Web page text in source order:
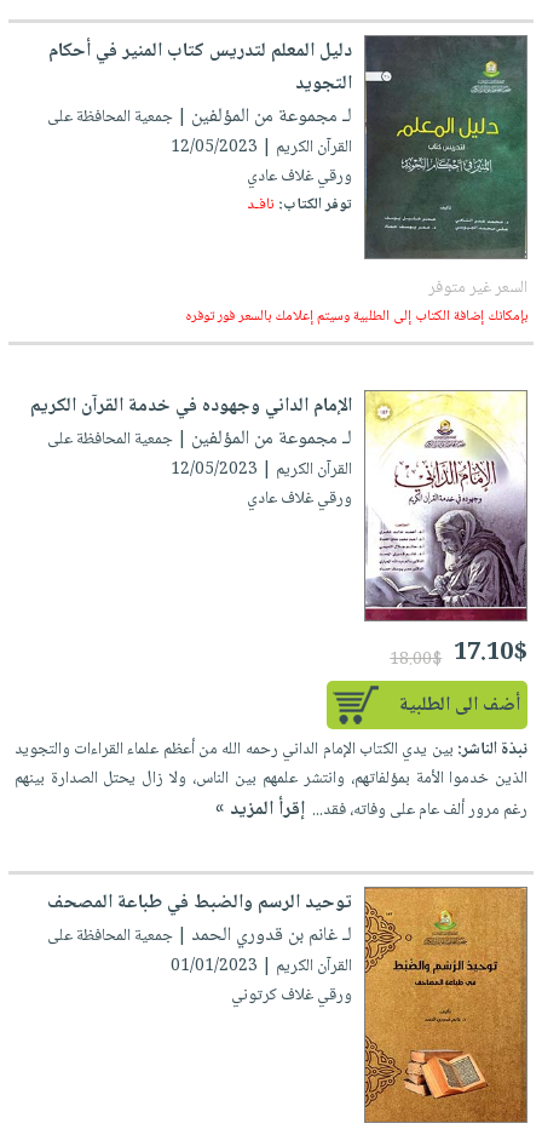
بالذات
صابون
أطفال
مناسبات
الشركة
فيديوهات
أسئلة
يتكرر
طرحها
خدمات
نيل
انشر
كتابك
معنا
الأمنيات
عربة
التسوق
نشرة
الإصدارات
دليل المعلم لتدريس كتاب المنير في أحكام
التجويد
لـ مجموعة من المؤلفين | جمعية المحافظة على
القرآن الكريم | 12/05/2023
ورقي غلاف عادي
توفر الكتاب: نافـد
السعر غير متوفر
بإمكانك إضافة الكتاب إلى الطلبية وسيتم إعلامك بالسعر فور توفره
الإمام الداني وجهوده في خدمة القرآن الكريم
لـ مجموعة من المؤلفين | جمعية المحافظة على
القرآن الكريم | 12/05/2023
ورقي غلاف عادي
17.10$
18.00$
أضف الى الطلبية
نبذة الناشر: بين يدي الكتاب الإمام الداني رحمه الله من أعظم علماء القراءات والتجويد
الذين خدموا الأمة بمؤلفاتهم، وانتشر علمهم بين الناس، ولا زال يحتل الصدارة بينهم
رغم مرور ألف عام على وفاته، فقد... إقرأ المزيد »
توحيد الرسم والضبط في طباعة المصحف
لـ غانم بن قدوري الحمد | جمعية المحافظة على
القرآن الكريم | 01/01/2023
ورقي غلاف كرتوني